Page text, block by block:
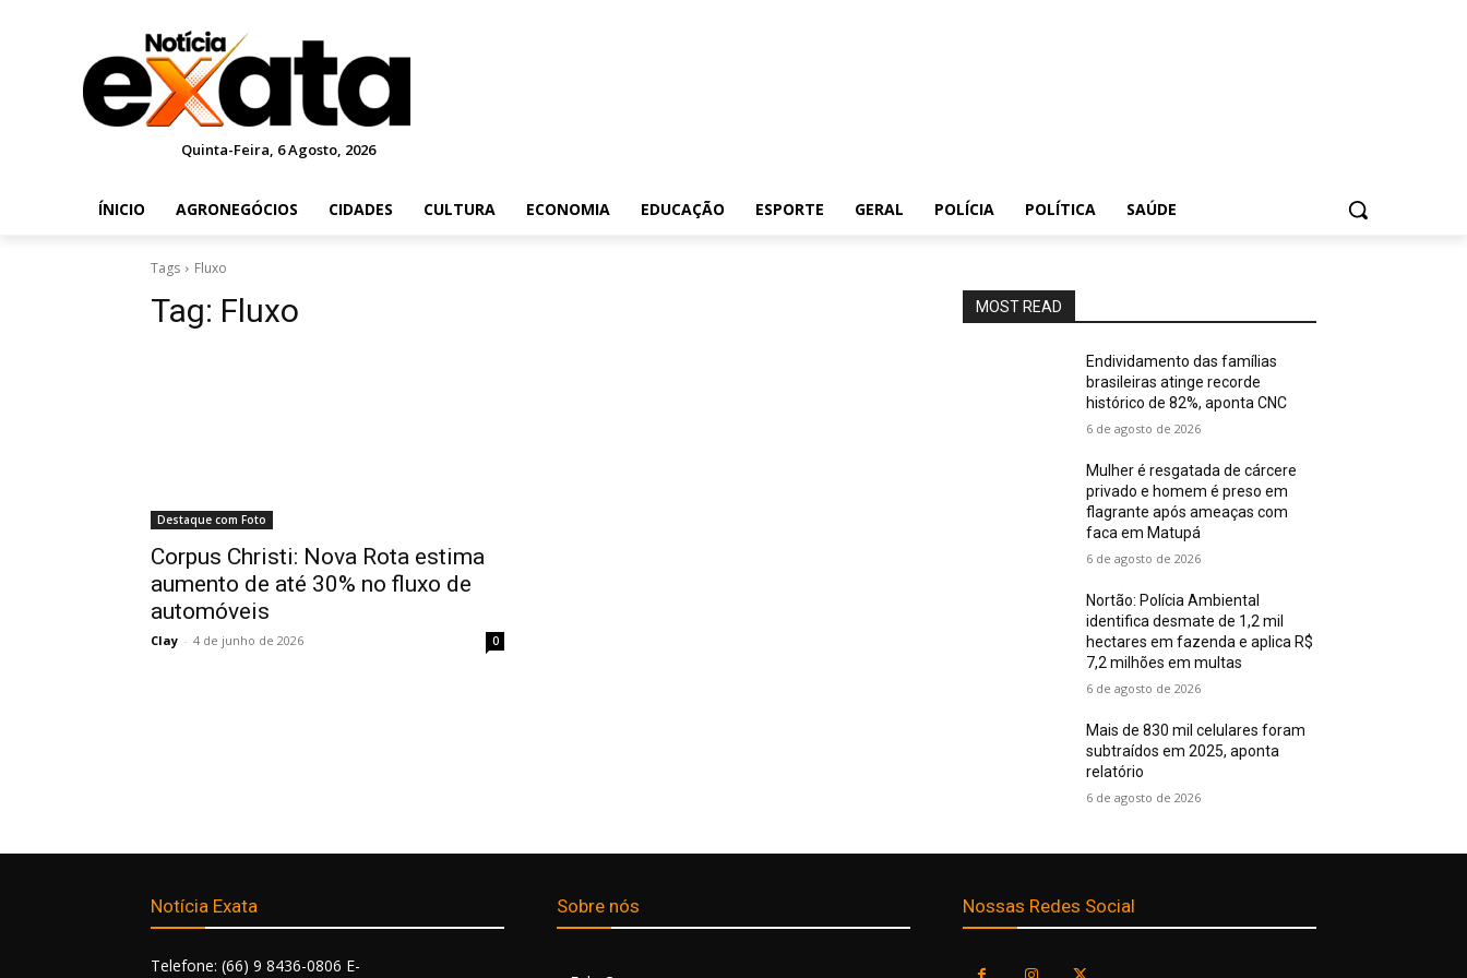
Quinta-Feira, 6 Agosto, 2026
ÍNICIO AGRONEGÓCIOS CIDADES CULTURA ECONOMIA EDUCAÇÃO ESPORTE GERAL POLÍCIA POLÍTICA SAÚDE
Tags Fluxo
Tag: Fluxo
Destaque com Foto
Corpus Christi: Nova Rota estima
aumento de até 30% no fluxo de
automóveis
Clay - 4 de junho de 2026 0
MOST READ
Endividamento das famílias
brasileiras atinge recorde
histórico de 82%, aponta CNC
6 de agosto de 2026
Mulher é resgatada de cárcere
privado e homem é preso em
flagrante após ameaças com
faca em Matupá
6 de agosto de 2026
Nortão: Polícia Ambiental
identifica desmate de 1,2 mil
hectares em fazenda e aplica R$
7,2 milhões em multas
6 de agosto de 2026
Mais de 830 mil celulares foram
subtraídos em 2025, aponta
relatório
6 de agosto de 2026
Notícia Exata
Telefone: (66) 9 8436-0806 E-
Sobre nós Nossas Redes Social